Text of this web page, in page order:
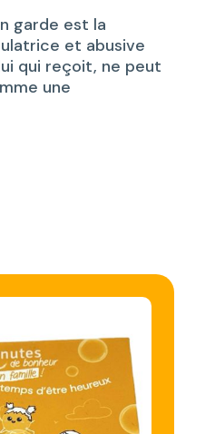
garde est la
et abusive
qui reçoit, ne peut
une